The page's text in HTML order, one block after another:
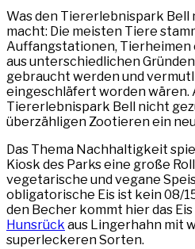
Was den Tiererlebnispark
macht: Die meisten Tiere
Auffangstationen, Tierheimen
aus unterschiedlichen
gebraucht werden und
eingeschläfert worden wären.
Tiererlebnispark Bell nicht
überzähligen Zootieren ein
Das Thema Nachhaltigkeit
Kiosk des Parks eine große
vegetarische und vegane
obligatorische Eis ist kein 08/
den Becher kommt hier das
Hunsrück aus Lingerhahn mit
superleckeren Sorten.